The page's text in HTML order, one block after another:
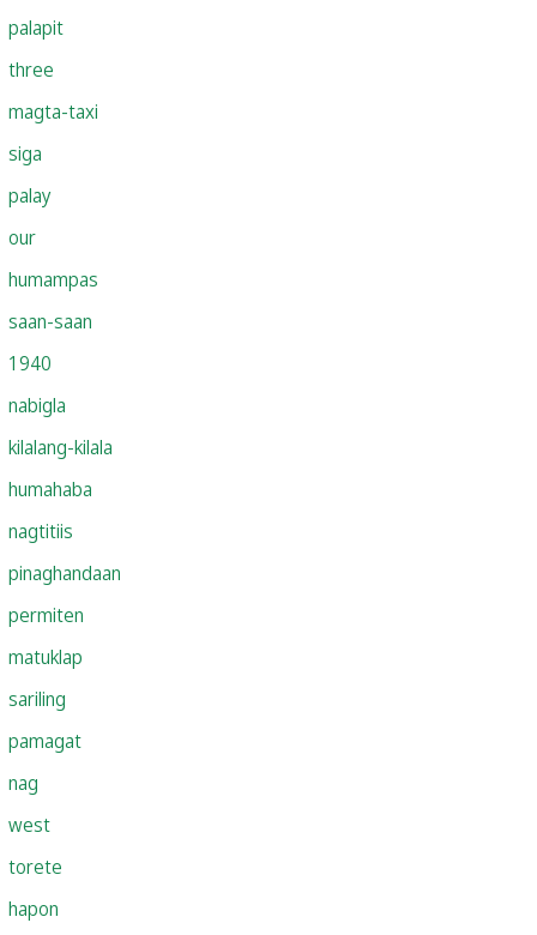
palapit
three
magta-taxi
siga
palay
our
humampas
saan-saan
1940
nabigla
kilalang-kilala
humahaba
nagtitiis
pinaghandaan
permiten
matuklap
sariling
pamagat
nag
west
torete
hapon